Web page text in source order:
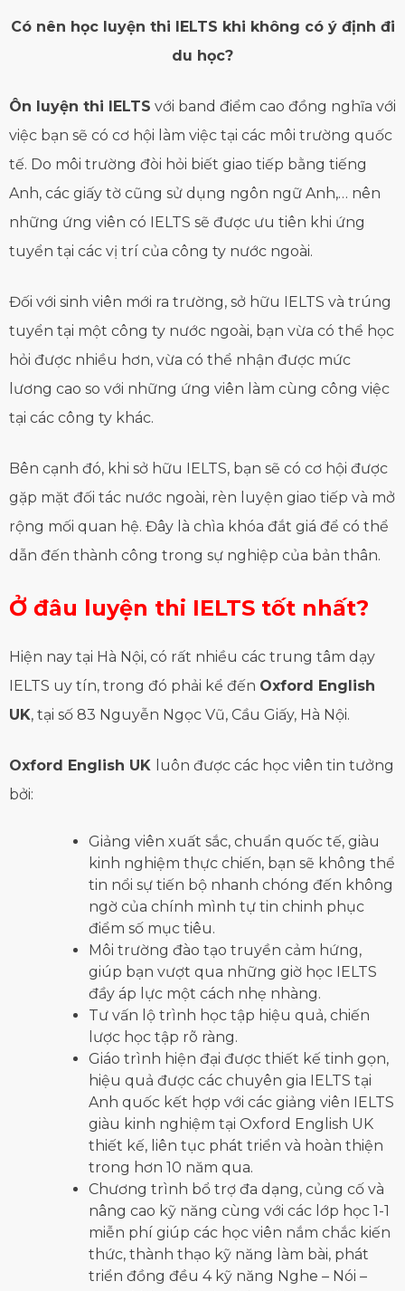
Có nên học luyện thi IELTS khi không có ý định đi
du học?
Ôn luyện thi IELTS với band điểm cao đồng nghĩa với
việc bạn sẽ có cơ hội làm việc tại các môi trường quốc
tế. Do môi trường đòi hỏi biết giao tiếp bằng tiếng
Anh, các giấy tờ cũng sử dụng ngôn ngữ Anh,… nên
những ứng viên có IELTS sẽ được ưu tiên khi ứng
tuyển tại các vị trí của công ty nước ngoài.
Đối với sinh viên mới ra trường, sở hữu IELTS và trúng
tuyển tại một công ty nước ngoài, bạn vừa có thể học
hỏi được nhiều hơn, vừa có thể nhận được mức
lương cao so với những ứng viên làm cùng công việc
tại các công ty khác.
Bên cạnh đó, khi sở hữu IELTS, bạn sẽ có cơ hội được
gặp mặt đối tác nước ngoài, rèn luyện giao tiếp và mở
rộng mối quan hệ. Đây là chìa khóa đắt giá để có thể
dẫn đến thành công trong sự nghiệp của bản thân.
Ở đâu luyện thi IELTS tốt nhất?
Hiện nay tại Hà Nội, có rất nhiều các trung tâm dạy
IELTS uy tín, trong đó phải kể đến Oxford English
UK, tại số 83 Nguyễn Ngọc Vũ, Cầu Giấy, Hà Nội.
Oxford English UK luôn được các học viên tin tưởng
bởi:
Giảng viên xuất sắc, chuẩn quốc tế, giàu
kinh nghiệm thực chiến, bạn sẽ không thể
tin nổi sự tiến bộ nhanh chóng đến không
ngờ của chính mình tự tin chinh phục
điểm số mục tiêu.
Môi trường đào tạo truyền cảm hứng,
giúp bạn vượt qua những giờ học IELTS
đầy áp lực một cách nhẹ nhàng.
Tư vấn lộ trình học tập hiệu quả, chiến
lược học tập rõ ràng.
Giáo trình hiện đại được thiết kế tinh gọn,
hiệu quả được các chuyên gia IELTS tại
Anh quốc kết hợp với các giảng viên IELTS
giàu kinh nghiệm tại Oxford English UK
thiết kế, liên tục phát triển và hoàn thiện
trong hơn 10 năm qua.
Chương trình bổ trợ đa dạng, củng cố và
nâng cao kỹ năng cùng với các lớp học 1-1
miễn phí giúp các học viên nắm chắc kiến
thức, thành thạo kỹ năng làm bài, phát
triển đồng đều 4 kỹ năng Nghe – Nói –